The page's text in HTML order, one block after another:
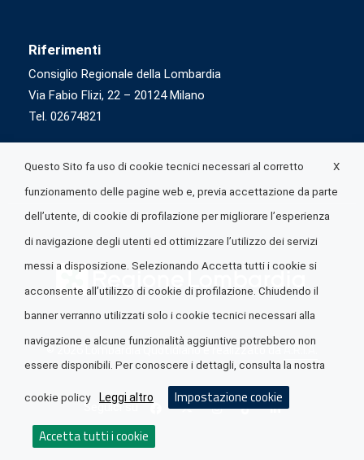
Riferimenti
Consiglio Regionale della Lombardia
Via Fabio Flizi, 22 – 20124 Milano
Tel. 02674821
© 2026 Lombardia Quotidiano è realizzato daA.R.I.A.
Seguici su
X
Questo Sito fa uso di cookie tecnici necessari al corretto
funzionamento delle pagine web e, previa accettazione da parte
dell’utente, di cookie di profilazione per migliorare l’esperienza
di navigazione degli utenti ed ottimizzare l’utilizzo dei servizi
messi a disposizione. Selezionando Accetta tutti i cookie si
acconsente all’utilizzo di cookie di profilazione. Chiudendo il
banner verranno utilizzati solo i cookie tecnici necessari alla
navigazione e alcune funzionalità aggiuntive potrebbero non
essere disponibili. Per conoscere i dettagli, consulta la nostra
cookie policy Leggi altro Impostazione cookie
Accetta tutti i cookie